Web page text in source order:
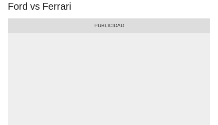
Ford vs Ferrari